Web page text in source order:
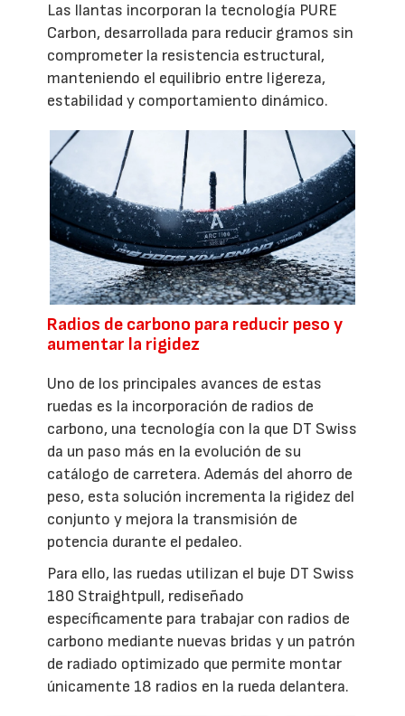
Las llantas incorporan la tecnología PURE
Carbon, desarrollada para reducir gramos sin
comprometer la resistencia estructural,
manteniendo el equilibrio entre ligereza,
estabilidad y comportamiento dinámico.
Radios de carbono para reducir peso y
aumentar la rigidez
Uno de los principales avances de estas
ruedas es la incorporación de radios de
carbono, una tecnología con la que DT Swiss
da un paso más en la evolución de su
catálogo de carretera. Además del ahorro de
peso, esta solución incrementa la rigidez del
conjunto y mejora la transmisión de
potencia durante el pedaleo.
Para ello, las ruedas utilizan el buje DT Swiss
180 Straightpull, rediseñado
específicamente para trabajar con radios de
carbono mediante nuevas bridas y un patrón
de radiado optimizado que permite montar
únicamente 18 radios en la rueda delantera.